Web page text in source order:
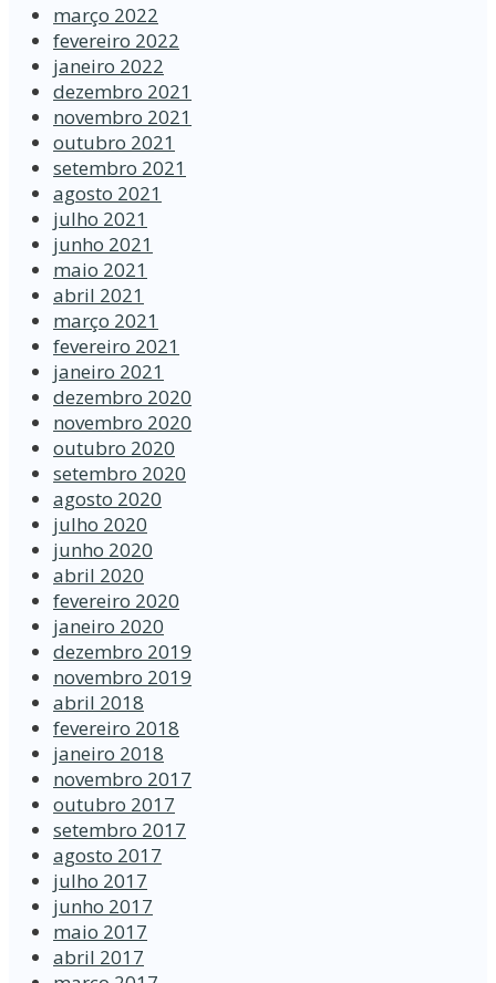
março 2022
fevereiro 2022
janeiro 2022
dezembro 2021
novembro 2021
outubro 2021
setembro 2021
agosto 2021
julho 2021
junho 2021
maio 2021
abril 2021
março 2021
fevereiro 2021
janeiro 2021
dezembro 2020
novembro 2020
outubro 2020
setembro 2020
agosto 2020
julho 2020
junho 2020
abril 2020
fevereiro 2020
janeiro 2020
dezembro 2019
novembro 2019
abril 2018
fevereiro 2018
janeiro 2018
novembro 2017
outubro 2017
setembro 2017
agosto 2017
julho 2017
junho 2017
maio 2017
abril 2017